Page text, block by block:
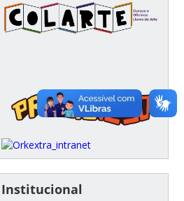
Institucional